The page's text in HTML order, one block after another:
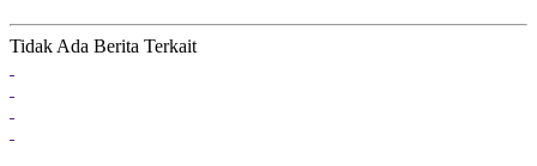
Tidak Ada Berita Terkait